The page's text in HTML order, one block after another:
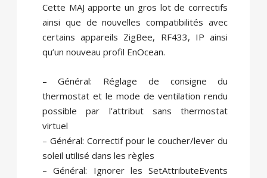
Cette MAJ apporte un gros lot de correctifs
ainsi que de nouvelles compatibilités avec
certains appareils ZigBee, RF433, IP ainsi
qu’un nouveau profil EnOcean.
– Général: Réglage de consigne du
thermostat et le mode de ventilation rendu
possible par l’attribut sans thermostat
virtuel
– Général: Correctif pour le coucher/lever du
soleil utilisé dans les règles
– Général: Ignorer les SetAttributeEvents